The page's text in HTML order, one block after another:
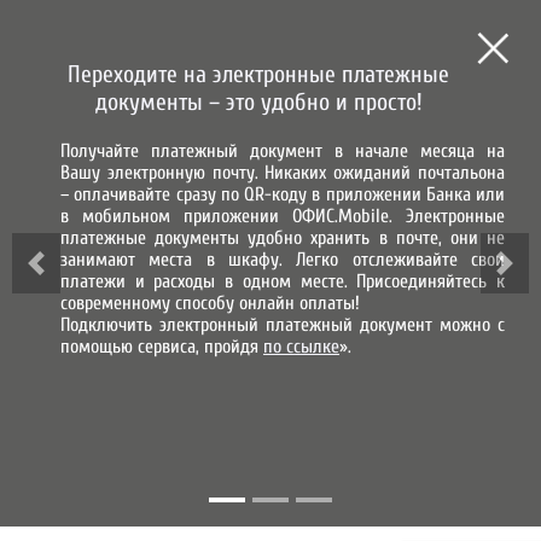
МЫ В СОЦИАЛЬНЫХ СЕТЯХ
ВХОД В ЛИЧНЫЙ КАБИНЕТ
КОПИЯ ЧЕКА
Данный сервис позволяет сохранить копию чека по операции
оплаты через Систему «Город»
Переходите на электронные платежные
документы – это удобно и просто!
Получайте платежный документ в начале месяца на
Вашу электронную почту. Никаких ожиданий почтальона
– оплачивайте сразу по QR-коду в приложении Банка или
в мобильном приложении ОФИС.Mobile. Электронные
платежные документы удобно хранить в почте, они не
занимают места в шкафу. Легко отслеживайте свои
платежи и расходы в одном месте. Присоединяйтесь к
современному способу онлайн оплаты!
Подключить электронный платежный документ можно с
помощью сервиса, пройдя по ссылке».